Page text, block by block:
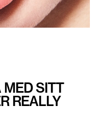
MED SITT
REALLY